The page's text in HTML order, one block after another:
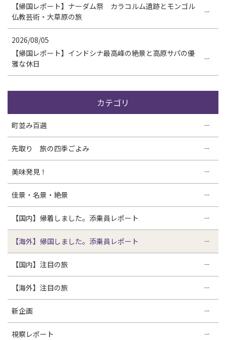
【帰国レポート】ナーダム祭 カラコルム遺跡とモンゴル
仏教芸術・大草原の旅
2026/08/05
【帰国レポート】インドシナ最高峰の絶景と高原サパの優
雅な休日
カテゴリ
町並み百選
先取り 旅の四季ごよみ
美味発見！
佳景・名景・絶景
【国内】帰着しました。添乗員レポート
【海外】帰国しました。添乗員レポート
【国内】注目の旅
【海外】注目の旅
新企画
視察レポート